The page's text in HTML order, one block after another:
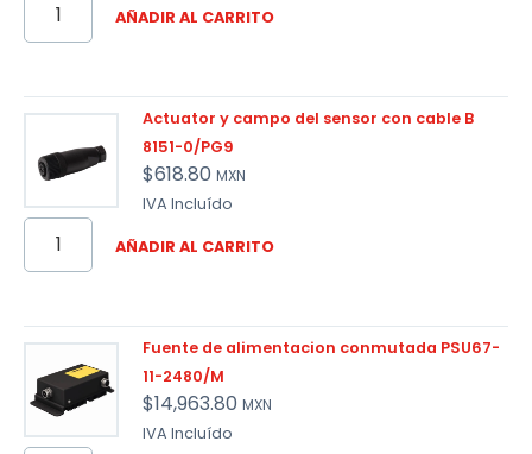
AÑADIR AL CARRITO
Actuator y campo del sensor con cable B
8151-0/PG9
$618.80 MXN
IVA Incluído
AÑADIR AL CARRITO
Fuente de alimentacion conmutada PSU67-
11-2480/M
$14,963.80 MXN
IVA Incluído